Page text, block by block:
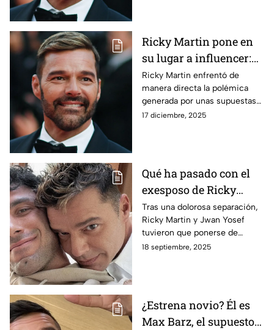
Ricky Martin pone en
su lugar a influencer:
"No mienta" por fotos
íntimas
Ricky Martin enfrentó de
manera directa la polémica
generada por unas supuestas
fotos íntimas difundidas en
17 diciembre, 2025
Qué ha pasado con el
exesposo de Ricky
Martin y cómo
comparten la custodia
con sus hijos
Tras una dolorosa separación,
Ricky Martin y Jwan Yosef
tuvieron que ponerse de
acuerdo para procurar el
18 septiembre, 2025
¿Estrena novio? Él es
Max Barz, el supuesto